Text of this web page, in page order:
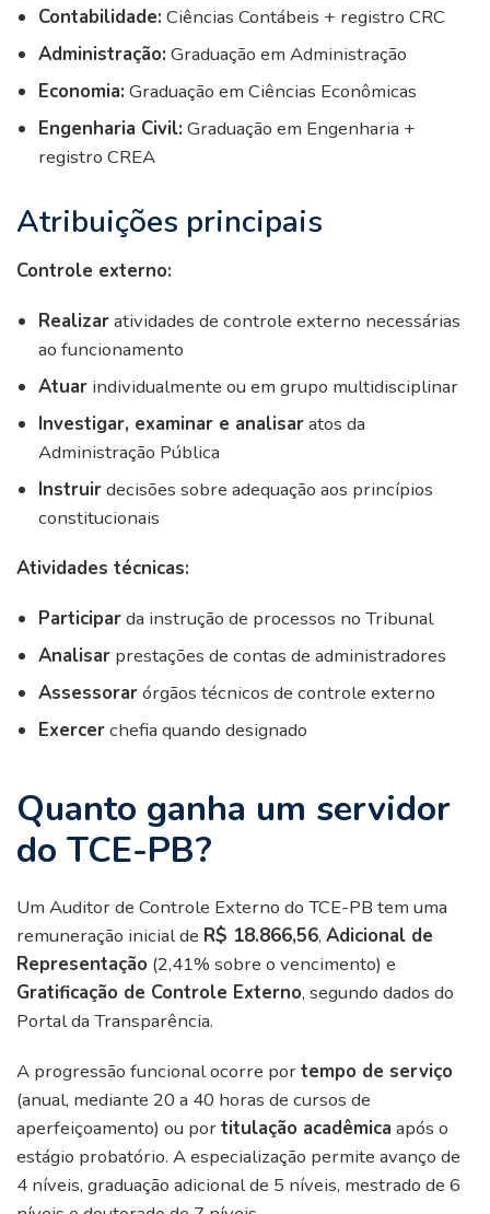
Contabilidade: Ciências Contábeis + registro CRC
Administração: Graduação em Administração
Economia: Graduação em Ciências Econômicas
Engenharia Civil: Graduação em Engenharia +
registro CREA
Atribuições principais
Controle externo:
Realizaratividades de controle externo necessárias
ao funcionamento
Atuar individualmente ou em grupo multidisciplinar
Investigar, examinar e analisaratos da
Administração Pública
Instruirdecisões sobre adequação aos princípios
constitucionais
Atividades técnicas:
Participarda instrução de processos no Tribunal
Analisar prestações de contas de administradores
Assessorarórgãos técnicos de controle externo
Exercerchefia quando designado
Quanto ganha um servidor
do TCE-PB?
Um Auditor de Controle Externo do TCE-PB tem uma
remuneração inicial de R$ 18.866,56, Adicional de
Representação (2,41% sobre o vencimento) e
Gratificação de Controle Externo, segundo dados do
Portal da Transparência.
A progressão funcional ocorre portempo de serviço
(anual, mediante 20 a 40 horas de cursos de
aperfeiçoamento) ou portitulação acadêmica após o
estágio probatório. A especialização permite avanço de
4 níveis, graduação adicional de 5 níveis, mestrado de 6